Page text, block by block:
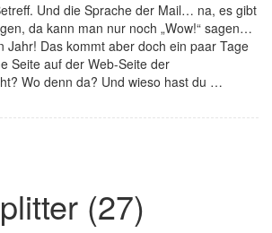
Und die Sprache der Mail… na, es gibt
da kann man nur noch „Wow!“ sagen…
Jahr! Das kommt aber doch ein paar Tage
Seite auf der Web-Seite der
Wo denn da? Und wieso hast du …
(27)